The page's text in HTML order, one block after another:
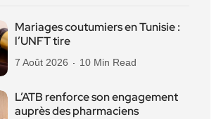
Mariages coutumiers en Tunisie :
l’UNFT tire
7 Août 2026 10 Min Read
L’ATB renforce son engagement
auprès des pharmaciens